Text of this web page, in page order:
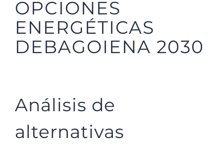
OPCIONES
ENERGÉTICAS
DEBAGOIENA 2030
Análisis de
alternativas